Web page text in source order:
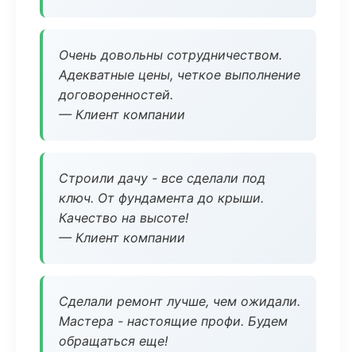
Очень довольны сотрудничеством.
Адекватные цены, четкое выполнение
договоренностей.
— Клиент компании
Строили дачу - все сделали под
ключ. От фундамента до крыши.
Качество на высоте!
— Клиент компании
Сделали ремонт лучше, чем ожидали.
Мастера - настоящие профи. Будем
обращаться еще!